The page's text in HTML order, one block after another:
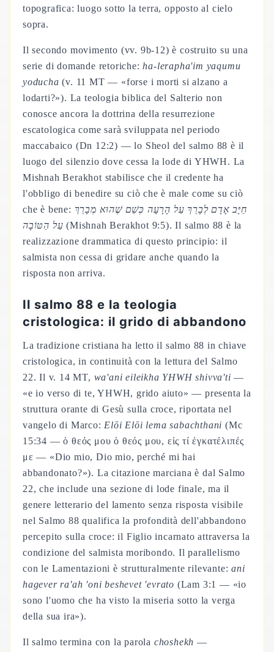
topografica: luogo sotto la terra, opposto al cielo
sopra.
Il secondo movimento (vv. 9b-12) è costruito su una
serie di domande retoriche:ha-lerapha'im yaqumu
yoducha (v. 11 MT — «forse i morti si alzano a
lodarti?»). La teologia biblica del Salterio non
conosce ancora la dottrina della resurrezione
escatologica come sarà sviluppata nel periodo
maccabaico (Dn 12:2) — lo Sheol del salmo 88 è il
luogo del silenzio dove cessa la lode di YHWH. La
Mishnah Berakhot stabilisce che il credente ha
l'obbligo di benedire su ciò che è male come su ciò
che è bene: חַיָּב אָדָם לְבָרֵךְ עַל הָרָעָה כְּשֵׁם שֶׁהוּא מְבָרֵךְ
עַל הַטּוֹבָה (Mishnah Berakhot 9:5). Il salmo 88 è la
realizzazione drammatica di questo principio: il
salmista non cessa di gridare anche quando la
risposta non arriva.
Il salmo 88 e la teologia
cristologica: il grido di abbandono
La tradizione cristiana ha letto il salmo 88 in chiave
cristologica, in continuità con la lettura del Salmo
22. Il v. 14 MT, wa'ani eileikha YHWH shivva'ti —
«e io verso di te, YHWH, grido aiuto» — presenta la
struttura orante di Gesù sulla croce, riportata nel
vangelo di Marco: Elōi Elōi lema sabachthani (Mc
15:34 — ὁ θεός μου ὁ θεός μου, εἰς τί ἐγκατέλιπές
με — «Dio mio, Dio mio, perché mi hai
abbandonato?»). La citazione marciana è dal Salmo
22, che include una sezione di lode finale, ma il
genere letterario del lamento senza risposta visibile
nel Salmo 88 qualifica la profondità dell'abbandono
percepito sulla croce: il Figlio incarnato attraversa la
condizione del salmista moribondo. Il parallelismo
con le Lamentazioni è strutturalmente rilevante:ani
hagever ra'ah 'oni beshevet 'evrato (Lam 3:1 — «io
sono l'uomo che ha visto la miseria sotto la verga
della sua ira»).
Il salmo termina con la parola choshekh —